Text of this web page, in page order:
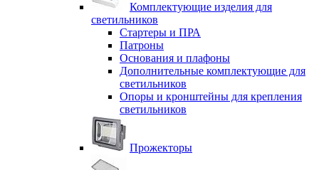
Комплектующие изделия для
светильников
Стартеры и ПРА
Патроны
Основания и плафоны
Дополнительные комплектующие для
светильников
Опоры и кронштейны для крепления
светильников
Прожекторы